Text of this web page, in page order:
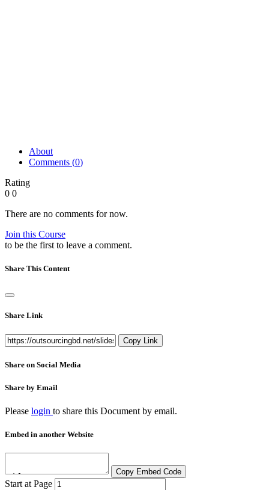
About
Comments (0)
Rating
0 0
There are no comments for now.
Join this Course
to be the first to leave a comment.
Share This Content
Share Link
Copy Link
Share on Social Media
Share by Email
Please login to share this Document by email.
Embed in another Website
Copy Embed Code
Start at Page